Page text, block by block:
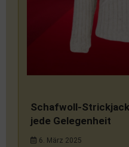
Schafwoll-
jede Gelegenheit
6. März 2025